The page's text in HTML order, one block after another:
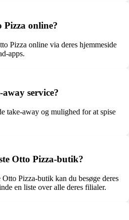
Pizza online?
Pizza online via deres hjemmeside
apps.
service?
take-away og mulighed for at spise
Otto Pizza-butik?
Pizza-butik kan du besøge deres
en liste over alle deres filialer.